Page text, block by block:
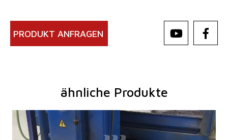
PRODUKT ANFRAGEN
ähnliche Produkte
Baujahr:
Kontrollsystem
Max. Schleiflänge
630 mm